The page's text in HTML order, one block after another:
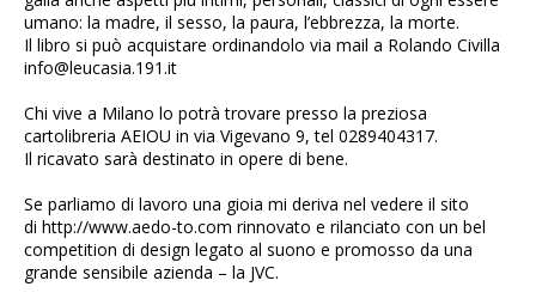
umano: la madre, il sesso, la paura, l’ebbrezza, la morte.
Il libro si può acquistare ordinandolo via mail a Rolando Civilla
info@leucasia.191.it
Chi vive a Milano lo potrà trovare presso la preziosa
cartolibreria AEIOU in via Vigevano 9, tel 0289404317.
Il ricavato sarà destinato in opere di bene.
Se parliamo di lavoro una gioia mi deriva nel vedere il sito
di http://www.aedo-to.com rinnovato e rilanciato con un bel
competition di design legato al suono e promosso da una
grande sensibile azienda – la JVC.